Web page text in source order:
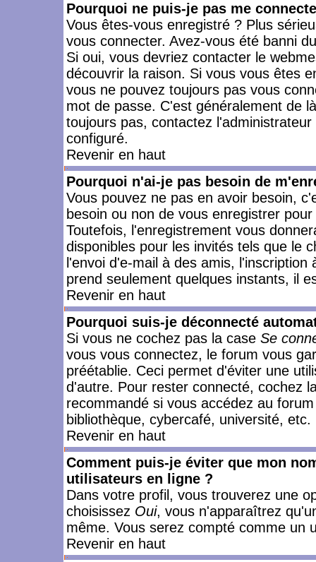
Pourquoi ne puis-je pas me
Vous êtes-vous enregistré ? Plus
vous connecter. Avez-vous été banni
Si oui, vous devriez contacter le
découvrir la raison. Si vous vous êtes
vous ne pouvez toujours pas vous
mot de passe. C'est généralement de
toujours pas, contactez
configuré.
Revenir en haut
Pourquoi n'ai-je pas besoin de
Vous pouvez ne pas en avoir besoin,
besoin ou non de vous enregistrer
Toutefois, l'enregistrement vous
disponibles pour les invités tels que le
l'envoi d'e-mail à des amis,
prend seulement quelques instants, il
Revenir en haut
Pourquoi suis-je déconnecté
Si vous ne cochez pas la case Se
vous vous connectez, le forum vous
préétablie. Ceci permet d'éviter une
d'autre. Pour rester connecté, cochez
recommandé si vous accédez au
bibliothèque, cybercafé, université, etc.
Revenir en haut
Comment puis-je éviter que mon
utilisateurs en ligne ?
Dans votre profil, vous trouverez une
choisissez Oui, vous n'apparaîtrez
même. Vous serez compté comme un
Revenir en haut